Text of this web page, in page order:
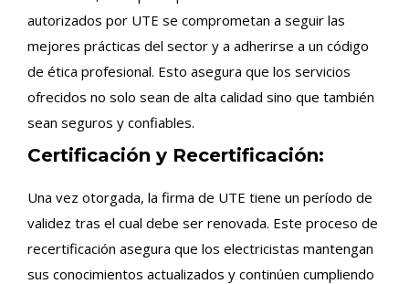
autorizados por UTE se comprometan a seguir las
mejores prácticas del sector y a adherirse a un código
de ética profesional. Esto asegura que los servicios
ofrecidos no solo sean de alta calidad sino que también
sean seguros y confiables.
Certificación y Recertificación:
Una vez otorgada, la firma de UTE tiene un período de
validez tras el cual debe ser renovada. Este proceso de
recertificación asegura que los electricistas mantengan
sus conocimientos actualizados y continúen cumpliendo